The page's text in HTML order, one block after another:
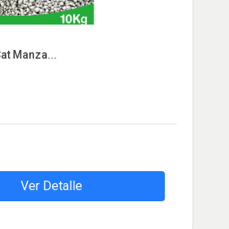
Manza...
Ver Detalle